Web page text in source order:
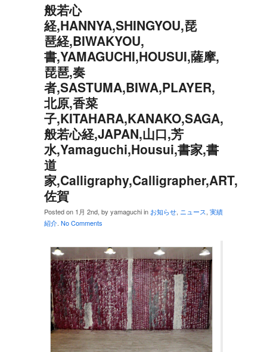
般若心
経,HANNYA,SHINGYOU,琵
琶経,BIWAKYOU,
書,YAMAGUCHI,HOUSUI,薩摩,
琵琶,奏
者,SASTUMA,BIWA,PLAYER,
北原,香菜
子,KITAHARA,KANAKO,SAGA,
般若心経,JAPAN,山口,芳
水,Yamaguchi,Housui,書家,書
道
家,Calligraphy,Calligrapher,ART,
佐賀
Posted on 1月 2nd, by yamaguchi in お知らせ, ニュース, 実績
紹介. No Comments